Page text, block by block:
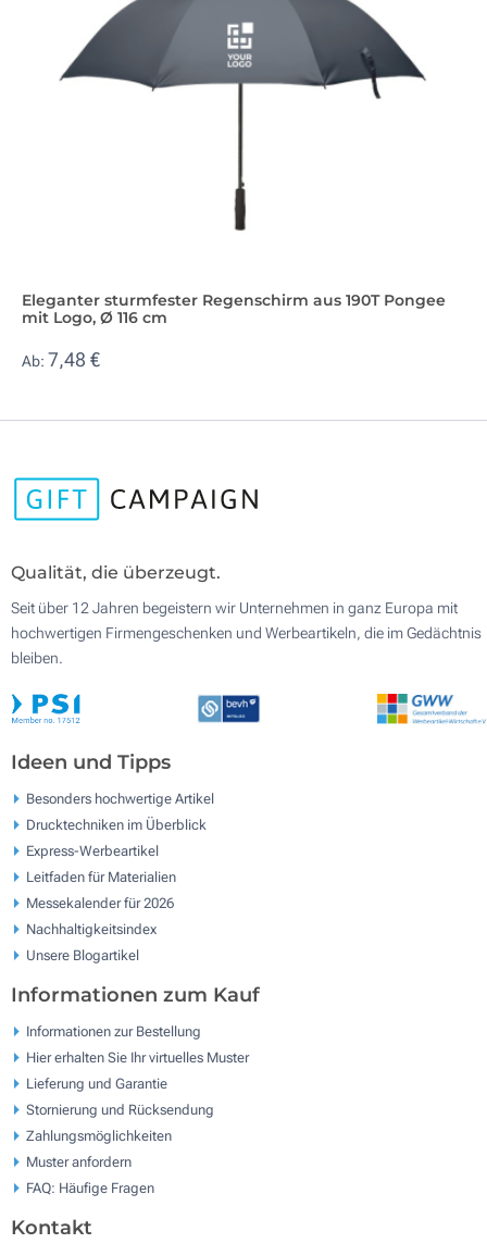
Eleganter sturmfester Regenschirm aus 190T Pongee
mit Logo, Ø 116 cm
Ab: 7,48 €
Qualität, die überzeugt.
Seit über 12 Jahren begeistern wir Unternehmen in ganz Europa mit
hochwertigen Firmengeschenken und Werbeartikeln, die im Gedächtnis
bleiben.
Ideen und Tipps
Besonders hochwertige Artikel
Drucktechniken im Überblick
Express-Werbeartikel
Leitfaden für Materialien
Messekalender für 2026
Nachhaltigkeitsindex
Unsere Blogartikel
Informationen zum Kauf
Informationen zur Bestellung
Hier erhalten Sie Ihr virtuelles Muster
Lieferung und Garantie
Stornierung und Rücksendung
Zahlungsmöglichkeiten
Muster anfordern
FAQ: Häufige Fragen
Kontakt